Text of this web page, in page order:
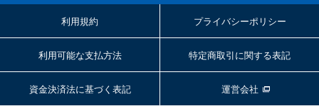
利用規約 プライバシーポリシー
利用可能な支払方法 特定商取引に関する表記
資金決済法に基づく表記 運営会社